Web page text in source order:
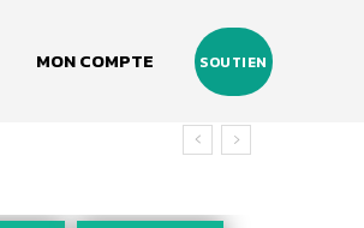
MON COMPTE SOUTIEN